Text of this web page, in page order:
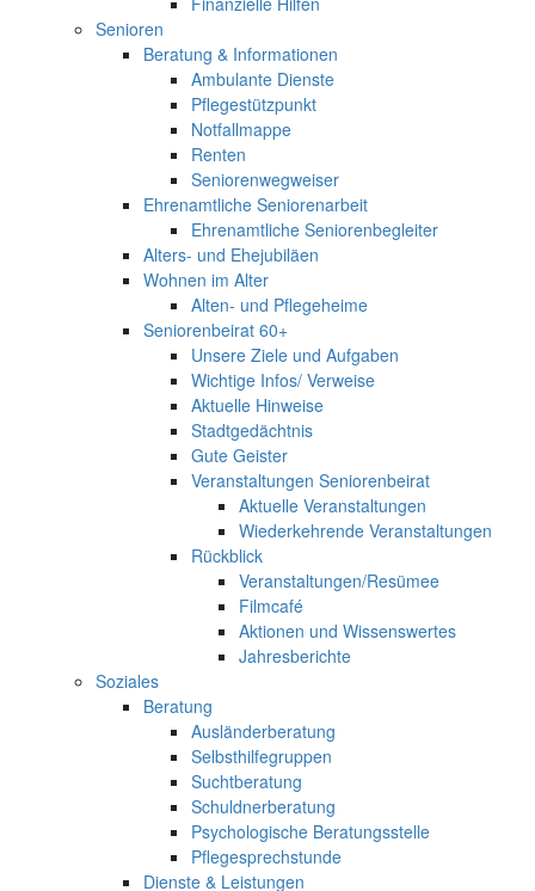
Senioren
Beratung & Informationen
Ambulante Dienste
Pflegestützpunkt
Notfallmappe
Renten
Seniorenwegweiser
Ehrenamtliche Seniorenarbeit
Ehrenamtliche Seniorenbegleiter
Alters- und Ehejubiläen
Wohnen im Alter
Alten- und Pflegeheime
Seniorenbeirat 60+
Unsere Ziele und Aufgaben
Wichtige Infos/ Verweise
Aktuelle Hinweise
Stadtgedächtnis
Gute Geister
Veranstaltungen Seniorenbeirat
Aktuelle Veranstaltungen
Wiederkehrende Veranstaltungen
Rückblick
Veranstaltungen/Resümee
Filmcafé
Aktionen und Wissenswertes
Jahresberichte
Soziales
Beratung
Ausländerberatung
Selbsthilfegruppen
Suchtberatung
Schuldnerberatung
Psychologische Beratungsstelle
Pflegesprechstunde
Dienste & Leistungen